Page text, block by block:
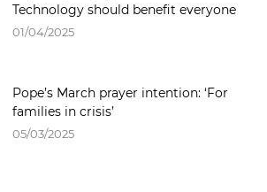
Technology should benefit everyone
01/04/2025
Pope’s March prayer intention: ‘For
families in crisis’
05/03/2025